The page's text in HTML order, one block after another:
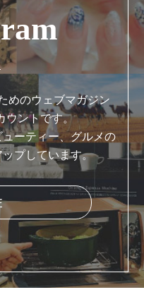
めのウェブマガジン
ウントです。
ーティー、グルメの
プしています。